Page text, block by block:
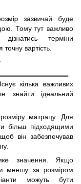
зазвичай буде
Тому тут важливо
терміни
вартість.
кілька важливих
знайти ідеальний
матрацу. Для
більш підходящими
він забезпечував
значення. Якщо
меншу за розміром
можуть бути